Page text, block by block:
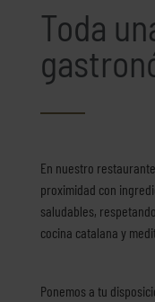
Toda
En nuestro
proximidad con
saludables,
cocina catalana y
Ponemos a tu